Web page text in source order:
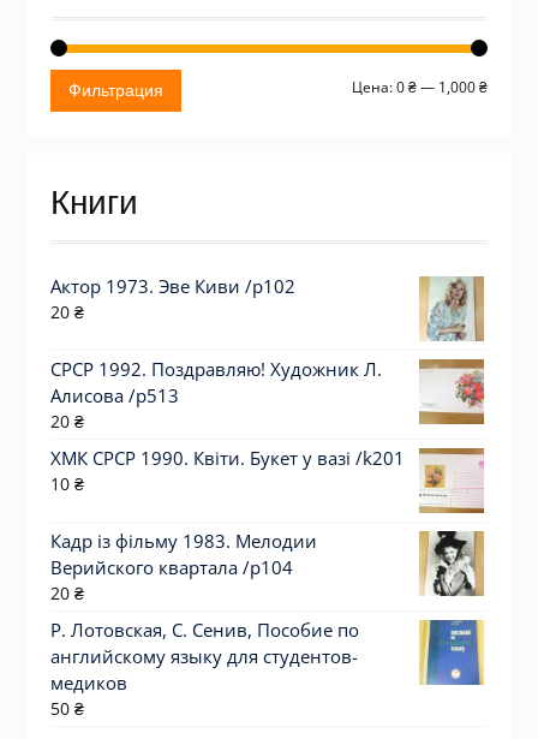
Фильтрация Цена:0 ₴— 1,000 ₴
Книги
Актор 1973. Эве Киви /p102
20 ₴
СРСР 1992. Поздравляю! Художник Л.
Алисова /р513
20 ₴
ХМК СРСР 1990. Квіти. Букет у вазі /k201
10 ₴
Кадр із фільму 1983. Мелодии
Верийского квартала /p104
20 ₴
Р. Лотовская, С. Сенив, Пособие по
английскому языку для студентов-
медиков
50 ₴